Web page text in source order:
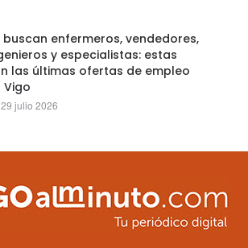
buscan enfermeros, vendedores,
y especialistas: estas
las últimas ofertas de empleo
Vigo
Posted
29 julio 2026